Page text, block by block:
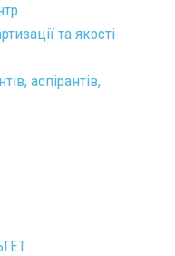
та якості
аспірантів,